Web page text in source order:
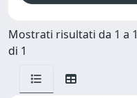
Mostrati risultati da 1 a 1
di 1